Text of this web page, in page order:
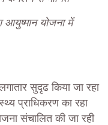
आयुष्मान योजना में
सुदृढ किया जा रहा
प्राधिकरण का रहा
संचालित की जा रही